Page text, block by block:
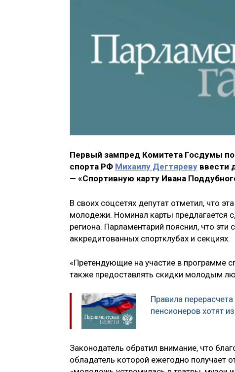
Первый зампред Комитета Госдумы
спорта РФ Михаилу Дегтяреву ввести
— «Спортивную карту Ивана
В своих соцсетях депутат отметил, что
молодежи. Номинал карты предлагается
региона. Парламентарий пояснил, что
аккредитованных спортклубах и секциях.
«Претендующие на участие в
также предоставлять скидки молодым
Правила
пенсионеров хотят
Законодатель обратил внимание, что
обладатель которой ежегодно получает